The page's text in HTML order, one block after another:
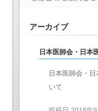
アーカイブ
日本医師会・日本
日本医師会・
いて